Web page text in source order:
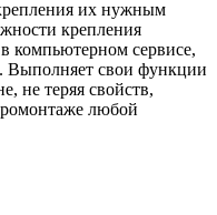
их нужным
крепления
компьютерном сервисе,
Выполняет свои функции
не теряя свойств,
любой